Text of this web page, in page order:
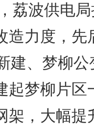
波供电局
造力度，先
建、梦柳公
起梦柳片区
架，大幅提